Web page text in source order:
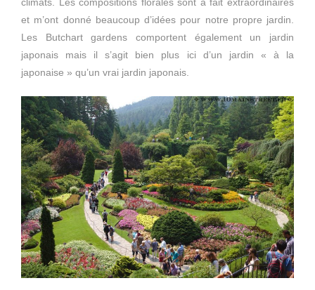
et m’ont donné beaucoup d’idées pour notre propre jardin.
Les Butchart gardens comportent également un jardin
japonais mais il s’agit bien plus ici d’un jardin « à la
japonaise » qu’un vrai jardin japonais.